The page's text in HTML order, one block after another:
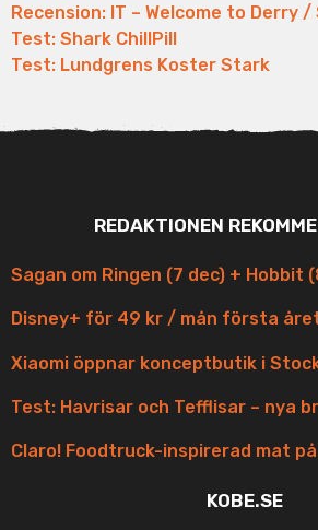
Recension: IT – Welcome to Derry /
Test: Shark ChillPill
Test: Lundgrens Koster Stark
REDAKTIONEN
Sagan om Ringen (7 dec) + Hobbit
Disney+ för 49 kr / mån första
Xiaomi öppnar konceptbutik i
Test: Havrisar och Tefflisar – nya
Claro! Foodtruck-inspirerad mat
KOBE.SE